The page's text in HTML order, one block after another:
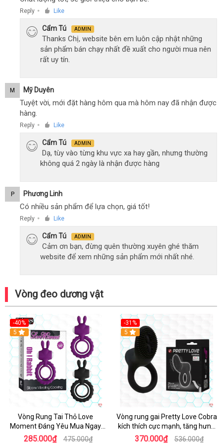
Reply ● Like
Cẩm Tú ADMIN
Thanks Chị, website bên em luôn cập nhật những
sản phẩm bán chạy nhất đề xuất cho người mua nên
rất uy tín.
M Mỹ Duyên
Tuyệt vời, mới đặt hàng hôm qua mà hôm nay đã nhận được
hàng.
Reply ● Like
Cẩm Tú ADMIN
Dạ, tùy vào từng khu vực xa hay gần, nhưng thường
không quá 2 ngày là nhận được hàng
P Phương Linh
Có nhiều sản phẩm để lựa chọn, giá tốt!
Reply ● Like
Cẩm Tú ADMIN
Cảm ơn bạn, đừng quên thường xuyên ghé thăm
website để xem những sản phẩm mới nhất nhé.
Vòng đeo dương vật
-40%
5
Vòng Rung Tai Thỏ Love
Moment Đáng Yêu Mua Ngay
Giá Tốt
285.000₫ 475.000₫
-31%
5
Vòng rung gai Pretty Love Cobra
kích thích cực mạnh, tăng hưng
phấn
370.000₫ 536.000₫